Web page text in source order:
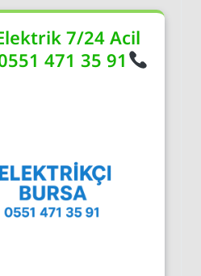
7/24 Acil
471 35 91